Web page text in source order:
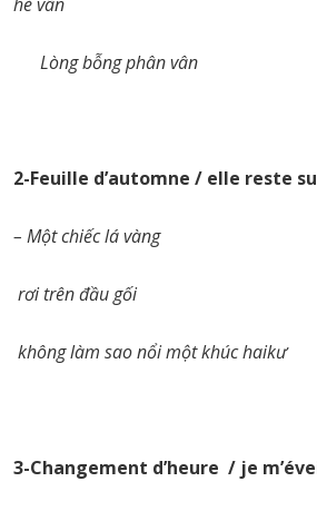
Lòng bỗng phân vân
2-Feuille d’automne / elle reste
– Một chiếc lá vàng
rơi trên đầu gối
không làm sao nổi một khúc haikư
3-Changement d’heure / je